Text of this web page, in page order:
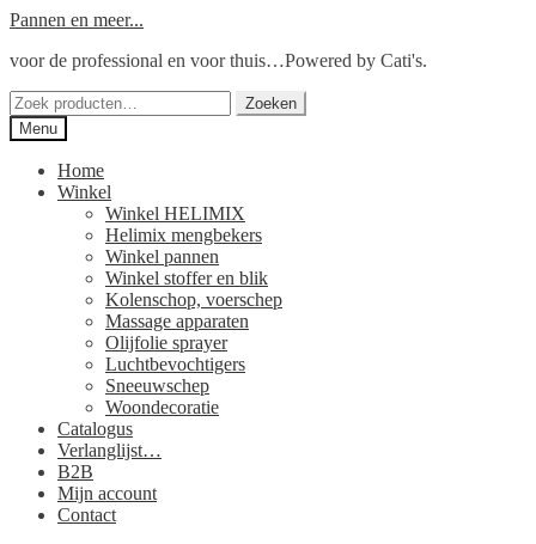
Ga
naar
Ga
de
Pannen en meer...
voor de professional en voor thuis…Powered by Cati's.
Zoeken
naar:
Zoeken
Menu
Home
Winkel
Winkel HELIMIX
Helimix mengbekers
Winkel pannen
Winkel stoffer en blik
Kolenschop, voerschep
Massage apparaten
Olijfolie sprayer
Luchtbevochtigers
Sneeuwschep
Woondecoratie
Catalogus
Verlanglijst…
B2B
Mijn account
Contact